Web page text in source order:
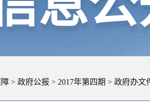
> 政府公报 > 2017年第四期 > 政府办文